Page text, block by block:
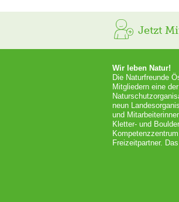
Jetzt
Wir leben Natur!
Die Naturfreunde
Mitgliedern eine
neun
und
Kletter- und
Freizeitpartner.